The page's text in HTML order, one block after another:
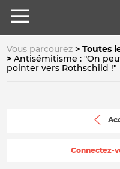
Vous parcourez
Toutes
Antisémitisme : "On
pointer vers Rothschild !"
Connectez-